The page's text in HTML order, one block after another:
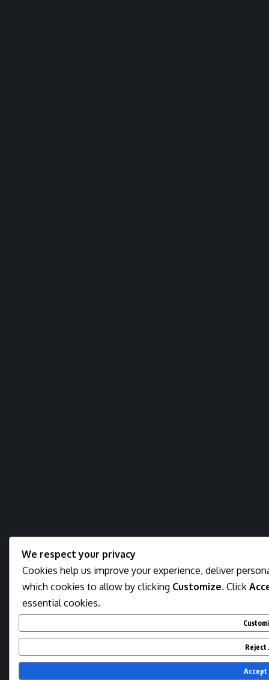
We respect your privacy
Cookies help us improve your experience, deliver
which cookies to allow by clicking Customize. Click
essential cookies.
Reject
Accept